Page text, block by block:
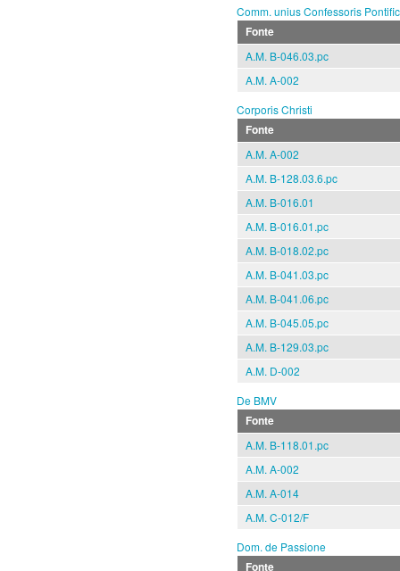
Comm. unius Confessoris
Fonte
A.M. B-046.03.pc
A.M. A-002
Corporis Christi
Fonte
A.M. A-002
A.M. B-128.03.6.pc
A.M. B-016.01
A.M. B-016.01.pc
A.M. B-018.02.pc
A.M. B-041.03.pc
A.M. B-041.06.pc
A.M. B-045.05.pc
A.M. B-129.03.pc
A.M. D-002
De BMV
Fonte
A.M. B-118.01.pc
A.M. A-002
A.M. A-014
A.M. C-012/F
Dom. de Passione
Fonte